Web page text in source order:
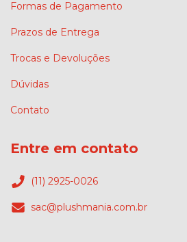
Formas de Pagamento
Prazos de Entrega
Trocas e Devoluções
Dúvidas
Contato
Entre em contato
(11) 2925-0026
sac@plushmania.com.br